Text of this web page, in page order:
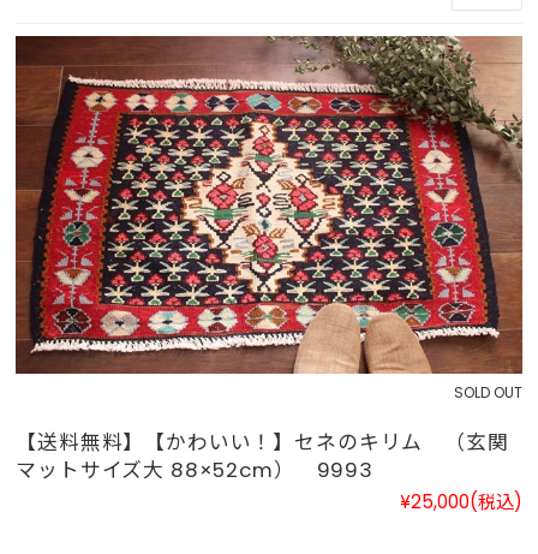
SOLD OUT
【送料無料】【かわいい！】セネのキリム （玄関
マットサイズ大 88×52cm） 9993
¥25,000(税込)